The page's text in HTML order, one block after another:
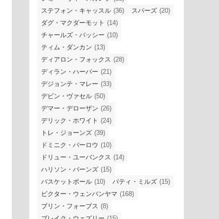
ステフォン・キャッスル (36) スパーズ (20)
ダグ・マクダーモット (14)
チャールズ・バッシー (10)
ティム・ダンカン (13)
ディアロン・フォックス (28)
ディラン・ハーパー (21)
デジョンテ・マレー (33)
デビン・ヴァセル (50)
デマー・デローザン (26)
デリック・ホワイト (24)
トレ・ジョーンズ (39)
ドミニク・バーロウ (10)
ドリュー・ユーバンクス (14)
ハリソン・バーンズ (15)
バスケットボール (10) パティ・ミルズ (15)
ビクター・ウェンバンヤマ (168)
ブリン・フォーブス (8)